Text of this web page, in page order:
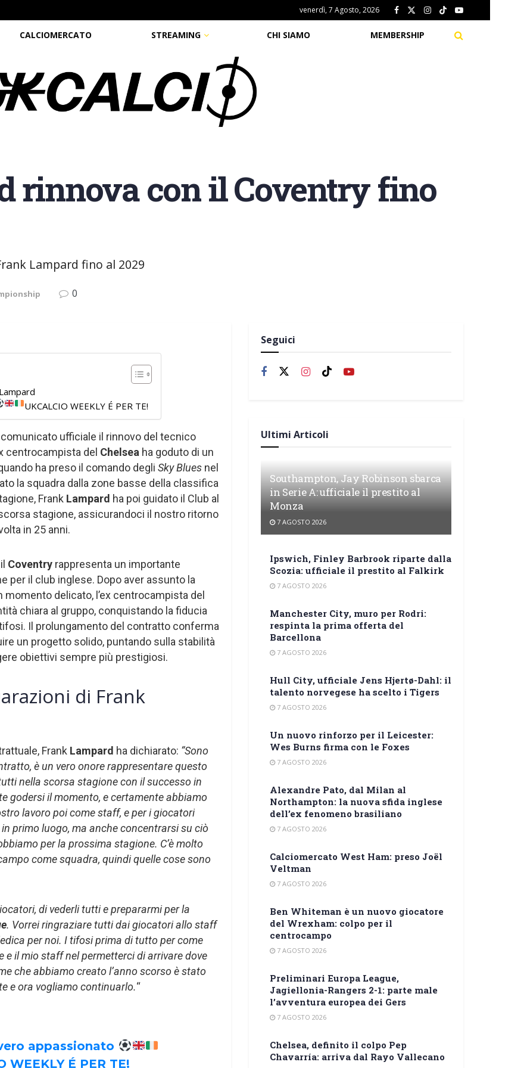
venerdì, 7 Agosto, 2026
CALCIOMERCATO STREAMING CHI SIAMO MEMBERSHIP
rinnova con il Coventry fino
Lampard fino al 2029
0
UKCALCIO WEEKLY É PER TE!
ufficiale il rinnovo del tecnico
centrocampista del Chelsea ha goduto di un
ha preso il comando degli Sky Blues nel
la squadra dalla zone basse della classifica
Frank Lampard ha poi guidato il Club al
stagione, assicurandoci il nostro ritorno
in 25 anni.
Coventry rappresenta un importante
per il club inglese. Dopo aver assunto la
delicato, l’ex centrocampista del
chiara al gruppo, conquistando la fiducia
Il prolungamento del contratto conferma
un progetto solido, puntando sulla stabilità
obiettivi sempre più prestigiosi.
di Frank
Frank Lampard ha dichiarato: “Sono
è un vero onore rappresentare questo
nella scorsa stagione con il successo in
godersi il momento, e certamente abbiamo
lavoro poi come staff, e per i giocatori
primo luogo, ma anche concentrarsi su ciò
per la prossima stagione. C’è molto
come squadra, quindi quelle cose sono
di vederli tutti e prepararmi per la
. Vorrei ringraziare tutti dai giocatori allo staff
per noi. I tifosi prima di tutto per come
il mio staff nel permetterci di arrivare dove
che abbiamo creato l’anno scorso è stato
e ora vogliamo continuarlo.“
appassionato
WEEKLY É PER TE!
Seguici
Ultimi Articoli
Southampton, Jay Robinson sbarca
in Serie A: ufficiale il prestito al
Monza
7 AGOSTO 2026
Ipswich, Finley Barbrook riparte dalla
Scozia: ufficiale il prestito al Falkirk
7 AGOSTO 2026
Manchester City, muro per Rodri:
respinta la prima offerta del
Barcellona
7 AGOSTO 2026
Hull City, ufficiale Jens Hjertø-Dahl: il
talento norvegese ha scelto i Tigers
7 AGOSTO 2026
Un nuovo rinforzo per il Leicester:
Wes Burns firma con le Foxes
7 AGOSTO 2026
Alexandre Pato, dal Milan al
Northampton: la nuova sfida inglese
dell’ex fenomeno brasiliano
7 AGOSTO 2026
Calciomercato West Ham: preso Joël
Veltman
7 AGOSTO 2026
Ben Whiteman è un nuovo giocatore
del Wrexham: colpo per il
centrocampo
7 AGOSTO 2026
Preliminari Europa League,
Jagiellonia-Rangers 2-1: parte male
l’avventura europea dei Gers
7 AGOSTO 2026
Chelsea, definito il colpo Pep
Chavarría: arriva dal Rayo Vallecano